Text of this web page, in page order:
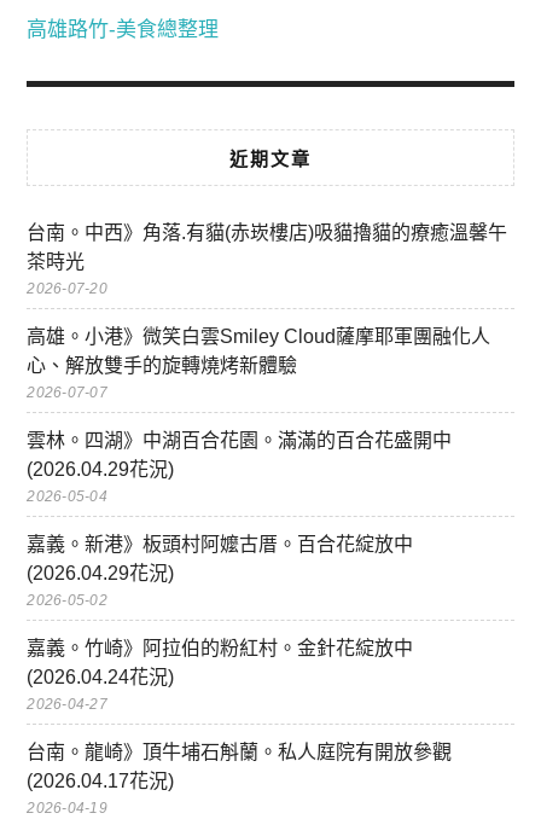
高雄路竹-美食總整理
近期文章
台南。中西》角落.有貓(赤崁樓店)吸貓擼貓的療癒溫馨午
茶時光
2026-07-20
高雄。小港》微笑白雲Smiley Cloud薩摩耶軍團融化人
心、解放雙手的旋轉燒烤新體驗
2026-07-07
雲林。四湖》中湖百合花園。滿滿的百合花盛開中
(2026.04.29花況)
2026-05-04
嘉義。新港》板頭村阿嬤古厝。百合花綻放中
(2026.04.29花況)
2026-05-02
嘉義。竹崎》阿拉伯的粉紅村。金針花綻放中
(2026.04.24花況)
2026-04-27
台南。龍崎》頂牛埔石斛蘭。私人庭院有開放參觀
(2026.04.17花況)
2026-04-19